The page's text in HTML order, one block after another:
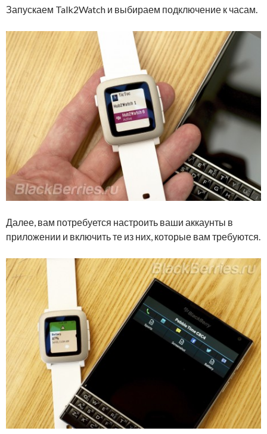
Запускаем Talk2Watch и выбираем подключение к часам.
Далее, вам потребуется настроить ваши аккаунты в
приложении и включить те из них, которые вам требуются.